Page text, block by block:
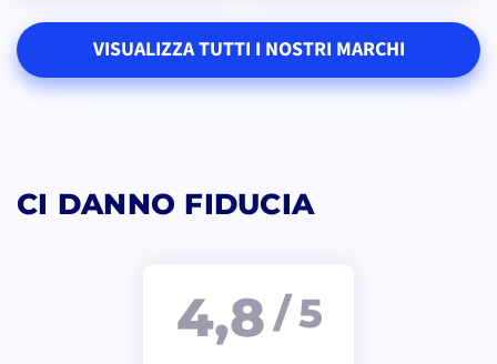
VISUALIZZA TUTTI I NOSTRI MARCHI
CI DANNO FIDUCIA
4,8 / 5